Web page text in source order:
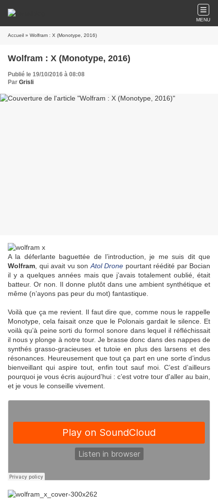
MENU
Accueil » Wolfram : X (Monotype, 2016)
Wolfram : X (Monotype, 2016)
Publié le 19/10/2016 à 08:08
Par Grisli
A la déferlante baguettée de l’introduction, je me suis dit que
Wolfram , qui avait vu son Atol Drone pourtant réédité par Bocian
il y a quelques années mais que j’avais totalement oublié, était
batteur. Or non. Il donne plutôt dans une ambient synthétique et
même (n’ayons pas peur du mot) fantastique.
Voilà que ça me revient. Il faut dire que, comme nous le rappelle
Monotype, cela faisait onze que le Polonais gardait le silence. Et
voilà qu’à peine sorti du formol sonore dans lequel il réfléchissait
il nous y plonge à notre tour. Je brasse donc dans des nappes de
synthés grasso-gracieuses et tutoie en plus des larsens et des
résonances. Heureusement que tout ça part en une sorte d’indus
bienveillant qui aspire tout, enfin tout sauf moi. C’est d’ailleurs
pourquoi je vous écris aujourd’hui : c’est votre tour d'aller au bain,
et je vous le conseille vivement.